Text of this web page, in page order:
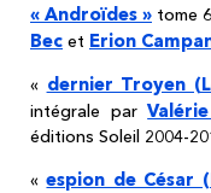
« Androïdes » tome
Bec et Erion
« dernier Troyen
intégrale par
éditions Soleil 2004-
«espion de César